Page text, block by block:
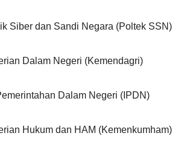
Siber dan Sandi Negara (Poltek SSN)
Dalam Negeri (Kemendagri)
Dalam Negeri (IPDN)
Hukum dan HAM (Kemenkumham)